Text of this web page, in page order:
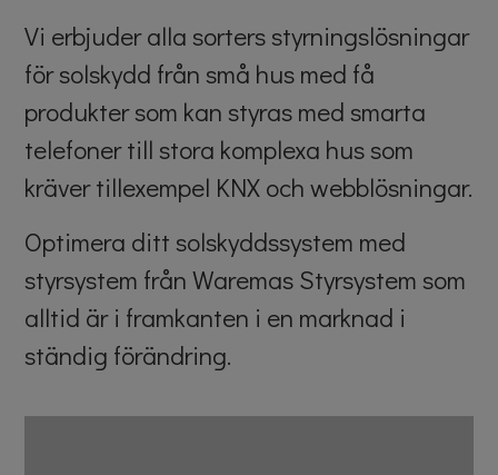
Vi erbjuder alla sorters styrningslösningar
för solskydd från små hus med få
produkter som kan styras med smarta
telefoner till stora komplexa hus som
kräver tillexempel KNX och webblösningar.
Optimera ditt solskyddssystem med
styrsystem från Waremas Styrsystem som
alltid är i framkanten i en marknad i
ständig förändring.